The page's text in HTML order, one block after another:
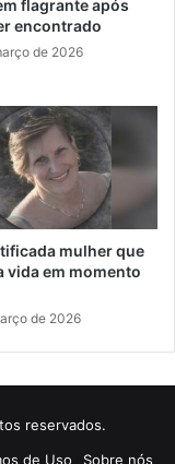
flagrante após
encontrado
de 2026
mulher que
vida em momento
de 2026
reservados.
de Uso Sobre nós